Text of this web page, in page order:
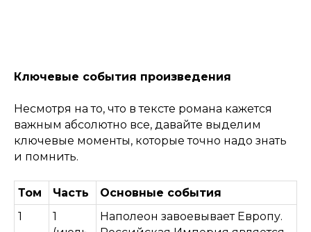
Ключевые события произведения
Несмотря на то, что в тексте романа кажется
важным абсолютно все, давайте выделим
ключевые моменты, которые точно надо знать
и помнить.
Том Часть
Основные события
1
1
Наполеон завоевывает Европу.